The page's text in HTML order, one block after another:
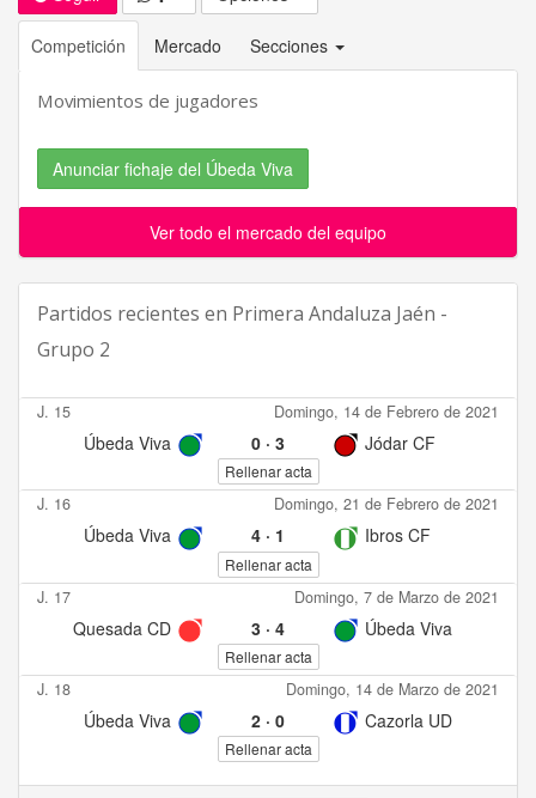
Competición Mercado Secciones
Movimientos de jugadores
Anunciar fichaje del Úbeda Viva
Ver todo el mercado del equipo
Partidos recientes en Primera Andaluza Jaén -
Grupo 2
J. 15 Domingo, 14 de Febrero de 2021
Úbeda Viva 0· 3 Jódar CF
Rellenar acta
J. 16 Domingo, 21 de Febrero de 2021
Úbeda Viva 4· 1 Ibros CF
Rellenar acta
J. 17 Domingo, 7 de Marzo de 2021
Quesada CD 3· 4 Úbeda Viva
Rellenar acta
J. 18 Domingo, 14 de Marzo de 2021
Úbeda Viva 2· 0 Cazorla UD
Rellenar acta